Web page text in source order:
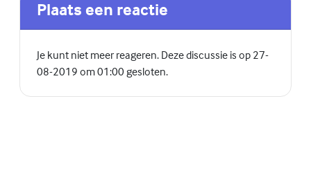
Plaats een reactie
Je kunt niet meer reageren. Deze discussie is op 27-
08-2019 om 01:00 gesloten.